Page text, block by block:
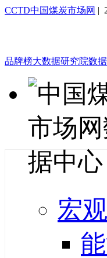
CCTD中国煤炭市场网 |
品牌榜大数据研究院数
宏